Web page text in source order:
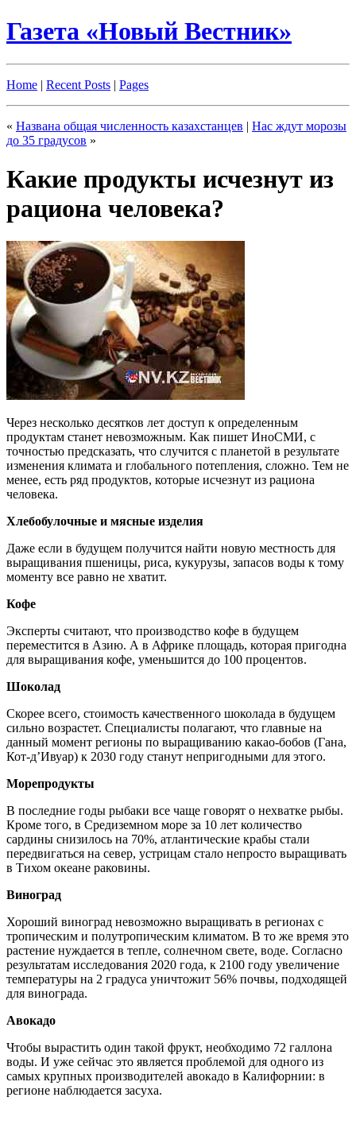
Газета «Новый Вестник»
Home | Recent Posts | Pages
« Названа общая численность казахстанцев | Нас ждут морозы
до 35 градусов »
Какие продукты исчезнут из
рациона человека?
Через несколько десятков лет доступ к определенным
продуктам станет невозможным. Как пишет ИноСМИ, с
точностью предсказать, что случится с планетой в результате
изменения климата и глобального потепления, сложно. Тем не
менее, есть ряд продуктов, которые исчезнут из рациона
человека.
Хлебобулочные и мясные изделия
Даже если в будущем получится найти новую местность для
выращивания пшеницы, риса, кукурузы, запасов воды к тому
моменту все равно не хватит.
Кофе
Эксперты считают, что производство кофе в будущем
переместится в Азию. А в Африке площадь, которая пригодна
для выращивания кофе, уменьшится до 100 процентов.
Шоколад
Скорее всего, стоимость качественного шоколада в будущем
сильно возрастет. Специалисты полагают, что главные на
данный момент регионы по выращиванию какао-бобов (Гана,
Кот-д’Ивуар) к 2030 году станут непригодными для этого.
Морепродукты
В последние годы рыбаки все чаще говорят о нехватке рыбы.
Кроме того, в Средиземном море за 10 лет количество
сардины снизилось на 70%, атлантические крабы стали
передвигаться на север, устрицам стало непросто выращивать
в Тихом океане раковины.
Виноград
Хороший виноград невозможно выращивать в регионах с
тропическим и полутропическим климатом. В то же время это
растение нуждается в тепле, солнечном свете, воде. Согласно
результатам исследования 2020 года, к 2100 году увеличение
температуры на 2 градуса уничтожит 56% почвы, подходящей
для винограда.
Авокадо
Чтобы вырастить один такой фрукт, необходимо 72 галлона
воды. И уже сейчас это является проблемой для одного из
самых крупных производителей авокадо в Калифорнии: в
регионе наблюдается засуха.